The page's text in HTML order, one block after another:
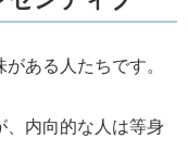
ある人たちです。
、内向的な人は等身